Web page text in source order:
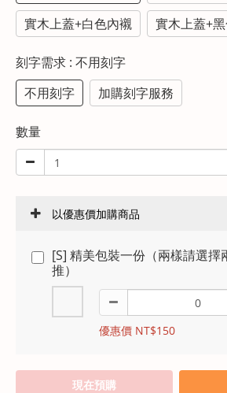
實木上蓋+白色內襯
實木上蓋+
刻字需求 : 不用刻字
不用刻字
加購刻字服務
數量
以優惠價加購商品
[S] 精美包裝一份（兩樣請選擇
推）
優惠價 NT$150
現在預購